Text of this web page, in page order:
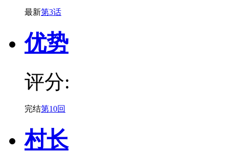
最新第3话
优势
评分:
完结第10回
村长